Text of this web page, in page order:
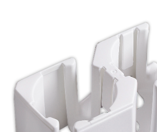
Fiat Ducato零件
下载